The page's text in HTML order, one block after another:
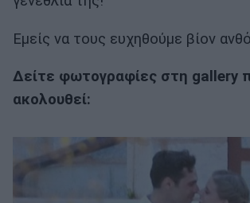
Εμείς να τους ευχηθούμε βίον
Δείτε φωτογραφίες στη gallery
ακολουθεί: